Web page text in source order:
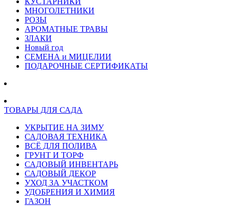
МНОГОЛЕТНИКИ
РОЗЫ
АРОМАТНЫЕ ТРАВЫ
ЗЛАКИ
Новый год
СЕМЕНА и МИЦЕЛИИ
ПОДАРОЧНЫЕ СЕРТИФИКАТЫ
ТОВАРЫ ДЛЯ САДА
УКРЫТИЕ НА ЗИМУ
САДОВАЯ ТЕХНИКА
ВСЁ ДЛЯ ПОЛИВА
ГРУНТ И ТОРФ
САДОВЫЙ ИНВЕНТАРЬ
САДОВЫЙ ДЕКОР
УХОД ЗА УЧАСТКОМ
УДОБРЕНИЯ И ХИМИЯ
ГАЗОН